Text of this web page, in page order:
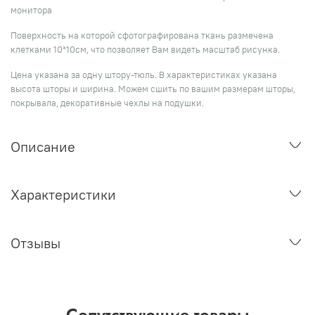
монитора
Поверхность на которой сфотографирована ткань размечена
клетками 10*10см, что позволяет Вам видеть масштаб рисунка.
Цена указана за одну штору-тюль. В характеристиках указана
высота шторы и ширина. Можем сшить по вашим размерам шторы,
покрывала, декоративные чехлы на подушки.
Описание
Характеристики
Отзывы